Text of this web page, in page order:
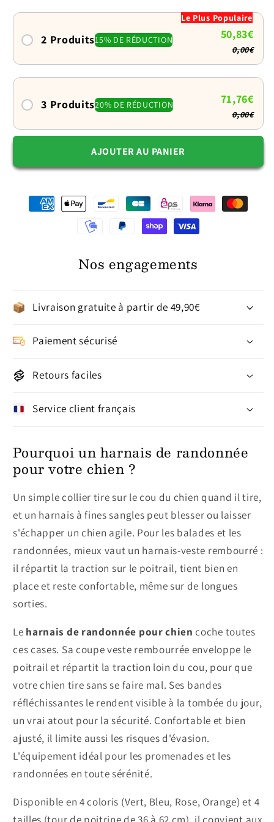
pour
:
et
pour
:
et
2 Produits15% DE RÉDUCTION
Le Plus Populaire
50,83€
0,00€
3 Produits20% DE RÉDUCTION 71,76€
0,00€
AJOUTER AU PANIER
Nos engagements
Livraison gratuite à partir de 49,90€
Paiement sécurisé
Retours faciles
Service client français
Pourquoi un harnais de randonnée
pour votre chien ?
Un simple collier tire sur le cou du chien quand il tire,
et un harnais à fines sangles peut blesser ou laisser
s'échapper un chien agile. Pour les balades et les
randonnées, mieux vaut un harnais-veste rembourré :
il répartit la traction sur le poitrail, tient bien en
place et reste confortable, même sur de longues
sorties.
Le harnais de randonnée pour chien coche toutes
ces cases. Sa coupe veste rembourrée enveloppe le
poitrail et répartit la traction loin du cou, pour que
votre chien tire sans se faire mal. Ses bandes
réfléchissantes le rendent visible à la tombée du jour,
un vrai atout pour la sécurité. Confortable et bien
ajusté, il limite aussi les risques d'évasion.
L'équipement idéal pour les promenades et les
randonnées en toute sérénité.
Disponible en 4 coloris (Vert, Bleu, Rose, Orange) et 4